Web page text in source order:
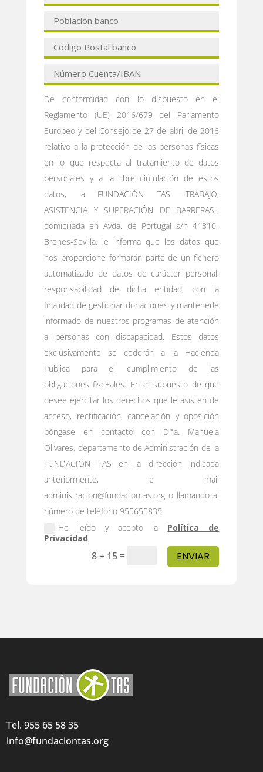
De conformidad con lo dispuesto en el
Reglamento (UE) 2016/679 del Parlamento
Europeo y del Consejo de 27 de abril de 2016
relativo a la protección de las personas físicas
en lo que respecta al tratamiento de datos
personales y a la libre circulación de estos
datos, la FUNDACIÓN TAS -TRABAJO,
ASISTENCIA Y SUPERACIÓN DE BARRERAS-,
domiciliada en Avda. de Portugal s/n 41310-
Brenes-Sevilla, le informa que los datos que
nos proporcione formarán parte de un fichero
automatizado de datos de carácter personal,
responsabilidad de dicha entidad, con la
finalidad de gestionar donaciones y mantenerle
informado de nuestros programas de atención
a personas con discapacidad. Estos datos
exclusivamente se cederán a la Hacienda
Pública para el cumplimiento de las
obligaciones fisc+ales. En el supuesto de que
desee ejercitar los derechos que le asisten de
acceso, rectificación, cancelación y oposición
póngase en contacto con Dña. Manuela
Olivares, departamento de Administración de la
FUNDACIÓN TAS en la dirección indicada
anteriormente, e mail
administracion@fundaciontas.org o llamando al
número de teléfono 955655835
He leído y acepto la Política de
Privacidad
8 + 15= ENVIAR
Tel. 955 65 58 35
info@fundaciontas.org